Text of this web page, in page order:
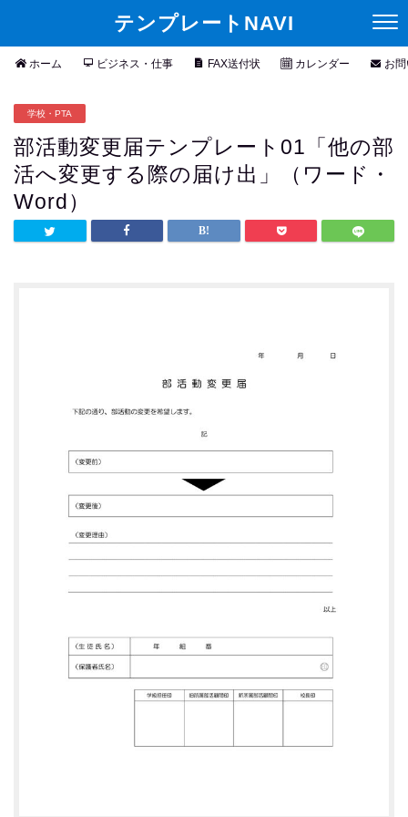
テンプレートNAVI
ホーム ビジネス・仕事 FAX送付状 カレンダー お
学校・PTA
部活動変更届テンプレート01「他の部
活へ変更する際の届け出」（ワード・
Word）